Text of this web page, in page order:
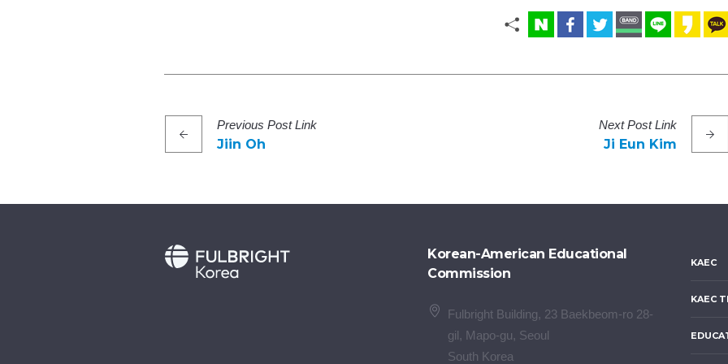
Previous PostLink
Jiin Oh
NextPostLink
Ji Eun Kim
Korean-American Educational
Commission
Fulbright Building, 23 Baekbeom-ro 28-
gil, Mapo-gu, Seoul
South Korea
KAEC
KAEC